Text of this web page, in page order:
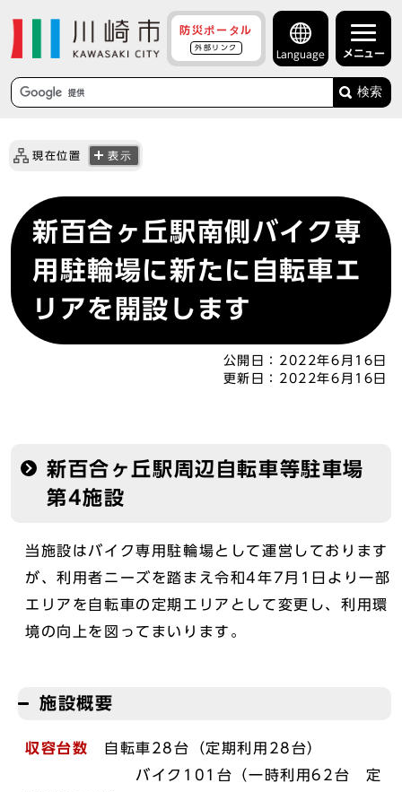
防災ポータル
外部リンク
Language メニュー
検索
現在位置 表示
新百合ヶ丘駅南側バイク専
用駐輪場に新たに自転車エ
リアを開設します
公開日： 2022年6月16日
更新日： 2022年6月16日
新百合ヶ丘駅周辺自転車等駐車場
第4施設
当施設はバイク専用駐輪場として運営しております
が、利用者ニーズを踏まえ令和4年7月1日より一部
エリアを自転車の定期エリアとして変更し、利用環
境の向上を図ってまいります。
施設概要
収容台数 自転車28台（定期利用28台）
バイク101台（一時利用62台 定